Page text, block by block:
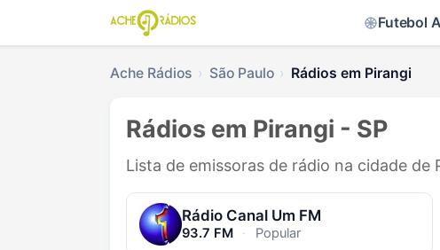
Futebol
Ache Rádios São Paulo Rádios em Pirangi
Rádios em Pirangi - SP
Lista de emissoras de rádio na cidade de
Rádio Canal Um FM
93.7 FM · Popular